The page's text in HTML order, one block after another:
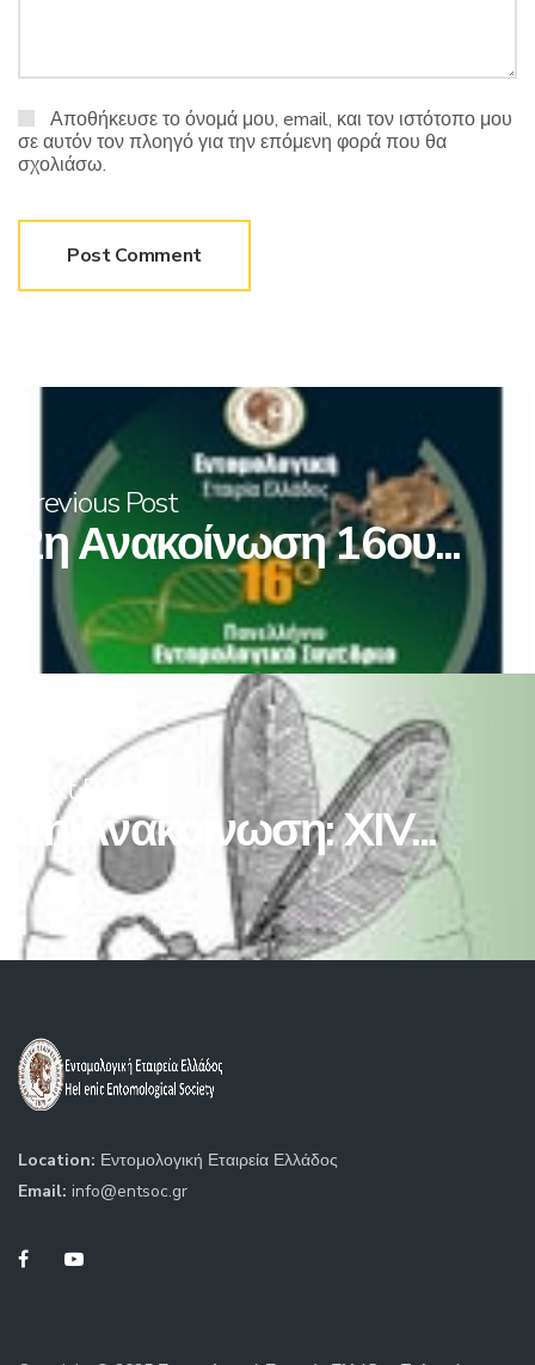
Αποθήκευσε το όνομά μου, email, και τον ιστότοπο μου
σε αυτόν τον πλοηγό για την επόμενη φορά που θα
σχολιάσω.
Previous Post
2η Ανακοίνωση 16ου...
Next Post
1η Ανακοίνωση: XIV...
Location: Εντομολογική Εταιρεία Ελλάδος
Email: info@entsoc.gr